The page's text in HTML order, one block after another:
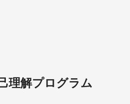
理解プログラム